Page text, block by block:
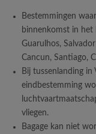
Bestemmingen
binnenkomst in het
Guarulhos,
Cancun, Santiago,
Bij tussenlanding
eindbestemming
vliegen.
Bagage kan niet